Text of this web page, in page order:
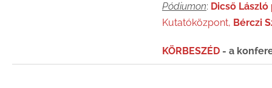
Pódiumon: Dicső
Kutatóközpont, Bérczi
KÖRBESZÉD- a